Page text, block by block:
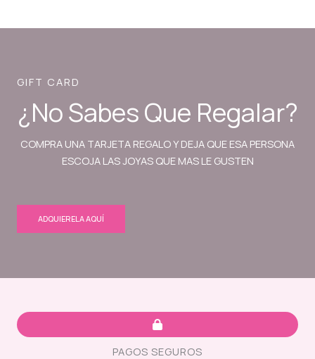
GIFT CARD
¿No Sabes Que Regalar?
COMPRA UNA TARJETA REGALO Y DEJA QUE ESA PERSONA
ESCOJA LAS JOYAS QUE MAS LE GUSTEN
ADQUIERELA AQUÍ
PAGOS SEGUROS